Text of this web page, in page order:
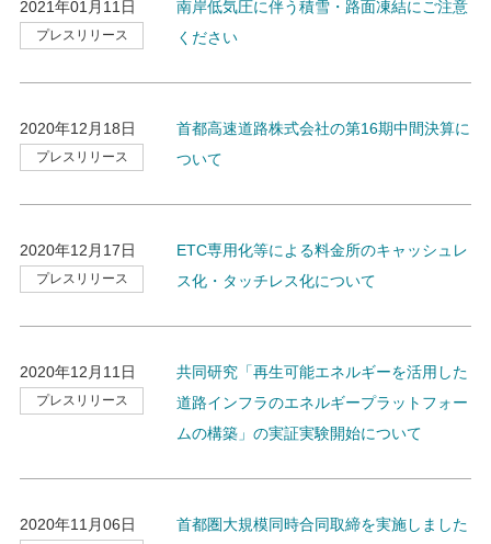
2021年01月11日
プレスリリース
南岸低気圧に伴う積雪・路面凍結にご注意
ください
2020年12月18日
プレスリリース
首都高速道路株式会社の第16期中間決算に
ついて
2020年12月17日
プレスリリース
ETC専用化等による料金所のキャッシュレ
ス化・タッチレス化について
2020年12月11日
プレスリリース
共同研究「再生可能エネルギーを活用した
道路インフラのエネルギープラットフォー
ムの構築」の実証実験開始について
2020年11月06日 首都圏大規模同時合同取締を実施しました